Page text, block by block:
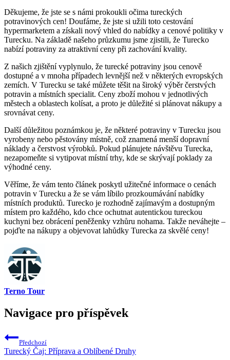
Děkujeme, že jste se s námi prokoukli očima tureckých
potravinových cen! Doufáme, že jste si užili toto cestování
hypermarketem a získali nový vhled do nabídky a cenové politiky v
Turecku. Na základě našeho průzkumu jsme zjistili, že Turecko
nabízí potraviny za atraktivní ceny při zachování kvality.
Z našich zjištění vyplynulo, že turecké potraviny jsou cenově
dostupné a v mnoha případech levnější než v některých evropských
zemích. V Turecku se také můžete těšit na široký výběr čerstvých
potravin a místních specialit. Ceny zboží mohou v jednotlivých
městech a oblastech kolísat, a proto je důležité si plánovat nákupy a
srovnávat ceny.
Další důležitou poznámkou je, že některé potraviny v Turecku jsou
vyrobeny nebo pěstovány místně, což znamená menší dopravní
náklady a čerstvost výrobků. Pokud plánujete návštěvu Turecka,
nezapomeňte si vytipovat místní trhy, kde se skrývají poklady za
výhodné ceny.
Věříme, že vám tento článek poskytl užitečné informace o cenách
potravin v Turecku a že se vám líbilo prozkoumávání nabídky
místních produktů. Turecko je rozhodně zajímavým a dostupným
místem pro každého, kdo chce ochutnat autentickou tureckou
kuchyni bez obrácení peněženky vzhůru nohama. Takže neváhejte –
pojďte na nákupy a objevovat lahůdky Turecka za skvělé ceny!
Terno Tour
Navigace pro příspěvek
Předchozí
Turecký Čaj: Příprava a Oblíbené Druhy